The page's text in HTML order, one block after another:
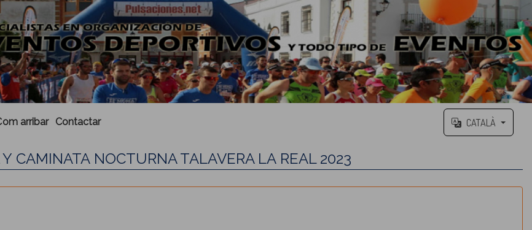
arribar Contactar CATALÀ
CAMINATA NOCTURNA TALAVERA LA REAL 2023